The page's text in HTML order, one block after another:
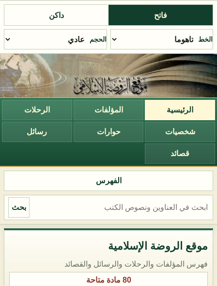
فاتح داكن
الخط الحجم
الرئيسية المؤلفات الرحلات
شخصيات حوارات رسائل
قصائد
الفهرس
بحث
موقع الروضة الإسلامية
فهرس المؤلفات والرحلات والرسائل والقصائد
80 مادة متاحة